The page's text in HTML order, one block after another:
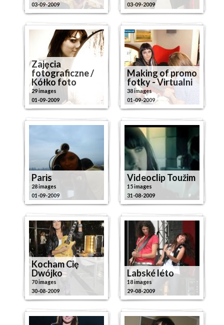
03-09-2009
03-09-2009
Zajęcia
fotograficzne /
Kółko foto
29 images
01-09-2009
Making of promo
fotky - Virtualni
38 images
01-09-2009
Paris
28 images
01-09-2009
Videoclip Toužim
15 images
31-08-2009
Kocham Cię
Dwójko
70 images
30-08-2009
Labské léto
18 images
29-08-2009